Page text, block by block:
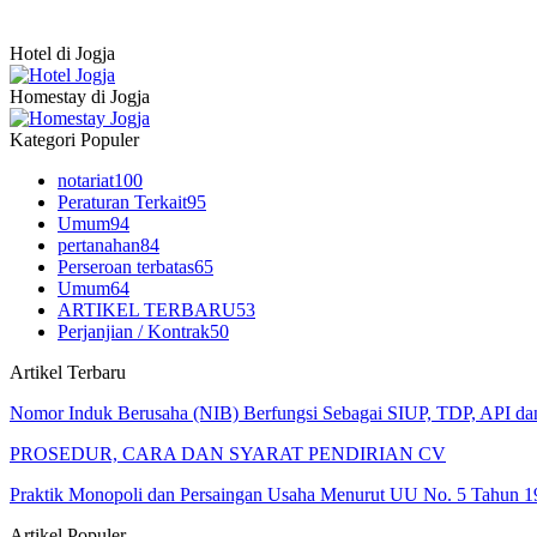
Hotel di Jogja
Homestay di Jogja
Kategori Populer
notariat100
Peraturan Terkait95
Umum94
pertanahan84
Perseroan terbatas65
Umum64
ARTIKEL TERBARU53
Perjanjian / Kontrak50
Artikel Terbaru
Nomor Induk Berusaha (NIB) Berfungsi Sebagai SIUP, TDP, API
PROSEDUR, CARA DAN SYARAT PENDIRIAN CV
Praktik Monopoli dan Persaingan Usaha Menurut UU No. 5 Tahun